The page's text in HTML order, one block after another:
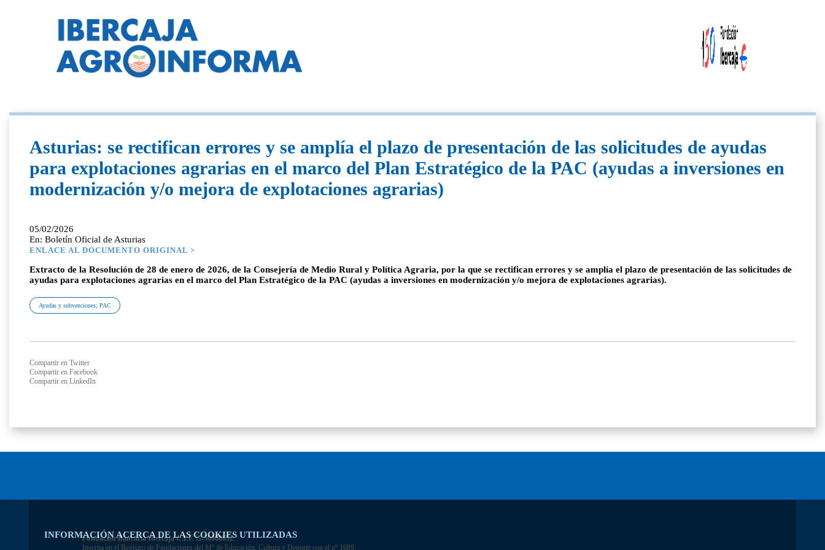
INFORMACIÓN ACERCA DE LAS COOKIES UTILIZADAS
Asturias: se rectifican errores y se amplía el plazo de presentación de las solicitudes de ayudas
para explotaciones agrarias en el marco del Plan Estratégico de la PAC (ayudas a inversiones en
modernización y/o mejora de explotaciones agrarias)
05/02/2026
En: Boletín Oficial de Asturias
ENLACE AL DOCUMENTO ORIGINAL >
Extracto de la Resolución de 28 de enero de 2026, de la Consejería de Medio Rural y Política Agraria, por la que se rectifican errores y se amplía el plazo de presentación de las solicitudes de
ayudas para explotaciones agrarias en el marco del Plan Estratégico de la PAC (ayudas a inversiones en modernización y/o mejora de explotaciones agrarias).
Ayudas y subvenciones; PAC
Compartir en Twitter
Compartir en Facebook
Compartir en LinkedIn
Fundación Bancaria Ibercaja C.I.F. G-50000652.
Inscrita en el Registro de Fundaciones del Mº de Educación, Cultura y Deporte con el nº 1689.